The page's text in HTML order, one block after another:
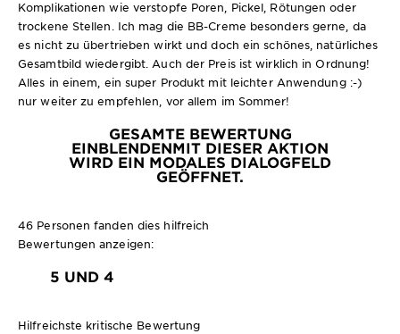
Komplikationen wie verstopfe Poren, Pickel, Rötungen oder
trockene Stellen. Ich mag die BB-Creme besonders gerne, da
es nicht zu übertrieben wirkt und doch ein schönes, natürliches
Gesamtbild wiedergibt. Auch der Preis ist wirklich in Ordnung!
Alles in einem, ein super Produkt mit leichter Anwendung :-)
nur weiter zu empfehlen, vor allem im Sommer!
GESAMTE BEWERTUNG
EINBLENDENMIT DIESER AKTION
WIRD EIN MODALES DIALOGFELD
GEÖFFNET.
46 Personen fanden dies hilfreich
Bewertungen anzeigen:
5 UND 4
Hilfreichste kritische Bewertung